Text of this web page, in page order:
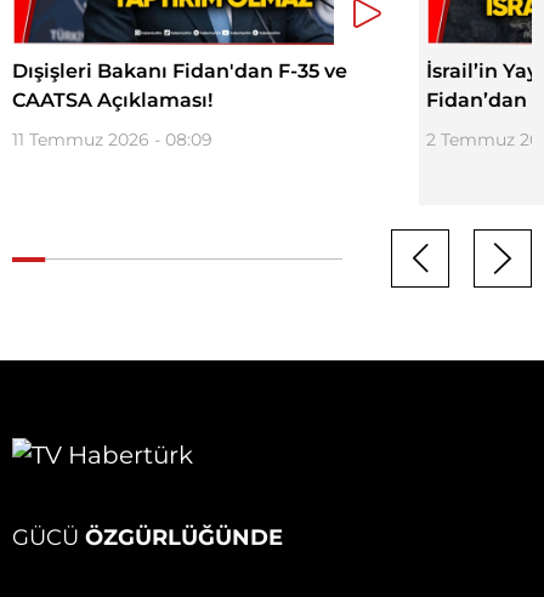
Dışişleri Bakanı Fidan'dan F-35 ve
CAATSA Açıklaması!
11 Temmuz 2026 - 08:09
İsrail’in
Fidan’dan
2 Temmuz
GÜCÜ ÖZGÜRLÜĞÜNDE